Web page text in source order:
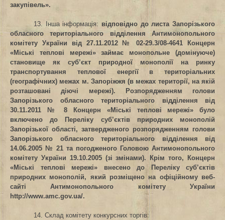
закупівель».
13. Інша інформація: відповідно до листа Запорізького
обласного територіального відділення Антимонопольного
комітету України від 27.11.2012 № 02-29.3/08-4641 Концерн
«Міські теплові мережі» займає монопольне (домінуюче)
становище як суб’єкт природної монополії на ринку
транспортування теплової енергії в територіальних
(географічних) межах м. Запоріжжя (в межах території, на якій
розташовані діючі мережі). Розпорядженням голови
Запорізького обласного територіального відділення від
30.11.2011 № 8 Концерн «Міські теплові мережі» було
включено до Переліку суб’єктів природних монополій
Запорізької області, затвердженого розпорядженням голови
Запорізького обласного територіального відділення від
14.06.2005 № 21 та погодженого Головою Антимонопольного
комітету України 19.10.2005 (зі змінами). Крім того, Концерн
«Міські теплові мережі» внесено до Переліку суб’єктів
природних монополій, який розміщено на офіційному веб-
сайті Антимонопольного комітету України
http://www.amc.gov.ua/.
14. Склад комітету конкурсних торгів: